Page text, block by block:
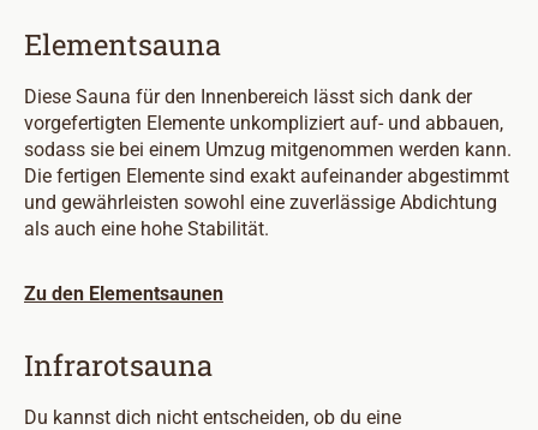
Elementsauna
Diese Sauna für den Innenbereich lässt sich dank der
vorgefertigten Elemente unkompliziert auf- und abbauen,
sodass sie bei einem Umzug mitgenommen werden kann.
Die fertigen Elemente sind exakt aufeinander abgestimmt
und gewährleisten sowohl eine zuverlässige Abdichtung
als auch eine hohe Stabilität.
Zu den Elementsaunen
Infrarotsauna
Du kannst dich nicht entscheiden, ob du eine